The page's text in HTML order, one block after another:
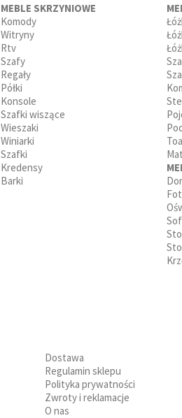
MEBLE SKRZYNIOWE
Komody
Witryny
Rtv
Szafy
Regały
Półki
Konsole
Szafki wiszące
Wieszaki
Winiarki
Szafki
Kredensy
Barki
Dostawa
Regulamin sklepu
Polityka prywatności
Zwroty i reklamacje
O nas